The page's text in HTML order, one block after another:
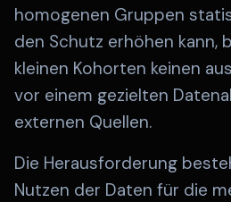
homogenen Gruppen
den Schutz erhöhen kann,
kleinen Kohorten keinen
vor einem gezielten
externen Quellen.
Die Herausforderung
Nutzen der Daten für die